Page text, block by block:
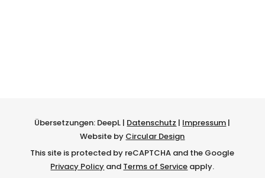
Übersetzungen: DeepL | Datenschutz | Impressum |
Website by Circular Design
This site is protected by reCAPTCHA and the Google
Privacy Policy and Terms of Service apply.